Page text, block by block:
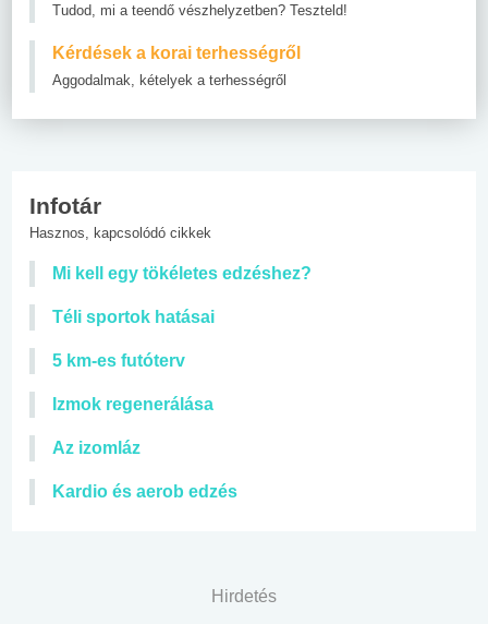
Tudod, mi a teendő vészhelyzetben? Teszteld!
Kérdések a korai terhességről
Aggodalmak, kételyek a terhességről
Infotár
Hasznos, kapcsolódó cikkek
Mi kell egy tökéletes edzéshez?
Téli sportok hatásai
5 km-es futóterv
Izmok regenerálása
Az izomláz
Kardio és aerob edzés
Hirdetés